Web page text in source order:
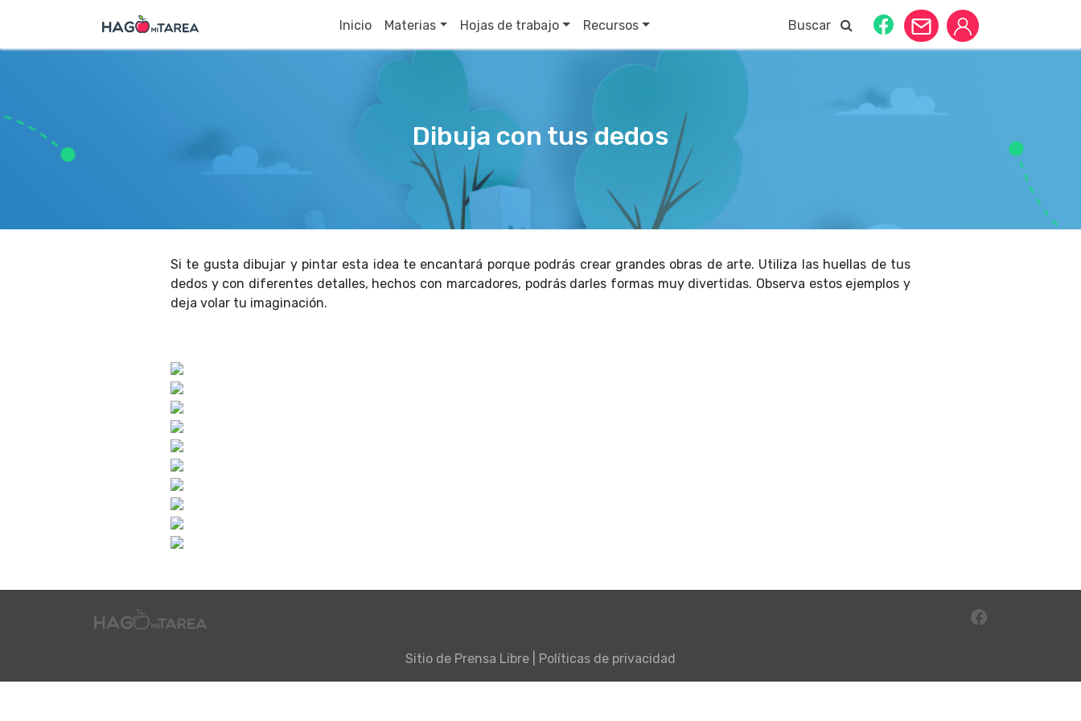
Inicio Materias Hojas de trabajo Recursos Buscar
Dibuja con tus dedos
Si te gusta dibujar y pintar esta idea te encantará porque podrás crear grandes obras de arte. Utiliza las huellas de tus
dedos y con diferentes detalles, hechos con marcadores, podrás darles formas muy divertidas. Observa estos ejemplos y
deja volar tu imaginación.
Sitio de Prensa Libre Políticas de privacidad